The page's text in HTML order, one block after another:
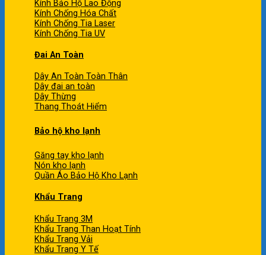
Kính Bảo Hộ Lao Động
Kính Chống Hóa Chất
Kính Chống Tia Laser
Kính Chống Tia UV
Đai An Toàn
Dây An Toàn Toàn Thân
Dây đai an toàn
Dây Thừng
Thang Thoát Hiểm
Bảo hộ kho lạnh
Găng tay kho lạnh
Nón kho lạnh
Quần Áo Bảo Hộ Kho Lạnh
Khẩu Trang
Khẩu Trang 3M
Khẩu Trang Than Hoạt Tính
Khẩu Trang Vải
Khẩu Trang Y Tế